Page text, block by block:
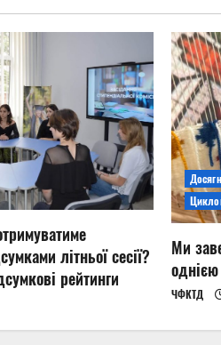
літньої сесії?
рейтинги
Ми
ЧФКТД